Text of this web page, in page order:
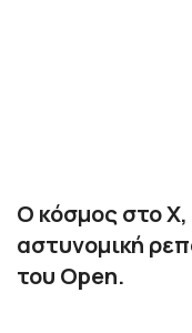
Ο κόσμος στο Χ,
αστυνομική
του Open.